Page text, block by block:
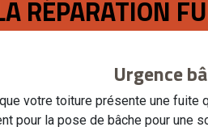
RÉPARATION
Urgence
votre toiture présente une
pour la pose de bâche pour une